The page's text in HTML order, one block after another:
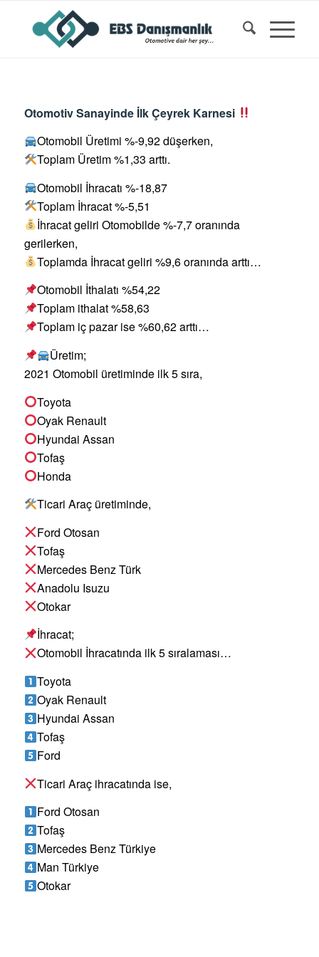
Otomotiv Sanayinde İlk Çeyrek Karnesi
Otomobil Üretimi %-9,92 düşerken,
Toplam Üretim %1,33 arttı.
Otomobil İhracatı %-18,87
Toplam İhracat %-5,51
İhracat geliri Otomobilde %-7,7 oranında
gerilerken,
Toplamda İhracat geliri %9,6 oranında arttı…
Otomobil İthalatı %54,22
Toplam ithalat %58,63
Toplam iç pazar ise %60,62 arttı…
Üretim;
2021 Otomobil üretiminde ilk 5 sıra,
Toyota
Oyak Renault
Hyundai Assan
Tofaş
Honda
Ticari Araç üretiminde,
Ford Otosan
Tofaş
Mercedes Benz Türk
Anadolu Isuzu
Otokar
İhracat;
Otomobil İhracatında ilk 5 sıralaması…
Toyota
Oyak Renault
Hyundai Assan
Tofaş
Ford
Ticari Araç ihracatında ise,
Ford Otosan
Tofaş
Mercedes Benz Türkiye
Man Türkiye
Otokar